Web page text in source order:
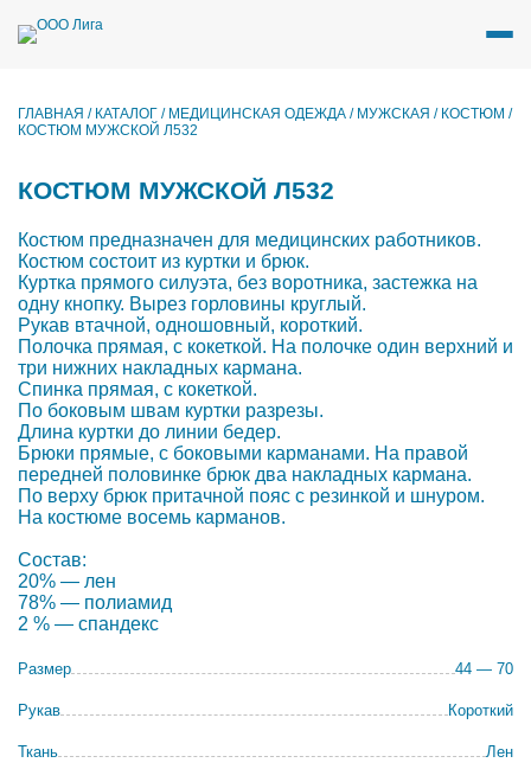
содержимому
ГЛАВНАЯ / КАТАЛОГ / МЕДИЦИНСКАЯ ОДЕЖДА / МУЖСКАЯ / КОСТЮМ /
КОСТЮМ МУЖСКОЙ Л532
КОСТЮМ МУЖСКОЙ Л532
Костюм предназначен для медицинских работников.
Костюм состоит из куртки и брюк.
Куртка прямого силуэта, без воротника, застежка на
одну кнопку. Вырез горловины круглый.
Рукав втачной, одношовный, короткий.
Полочка прямая, с кокеткой. На полочке один верхний и
три нижних накладных кармана.
Спинка прямая, с кокеткой.
По боковым швам куртки разрезы.
Длина куртки до линии бедер.
Брюки прямые, с боковыми карманами. На правой
передней половинке брюк два накладных кармана.
По верху брюк притачной пояс с резинкой и шнуром.
На костюме восемь карманов.
Состав:
20% — лен
78% — полиамид
2 % — спандекс
Размер 44 — 70
Рукав Короткий
Ткань Лен